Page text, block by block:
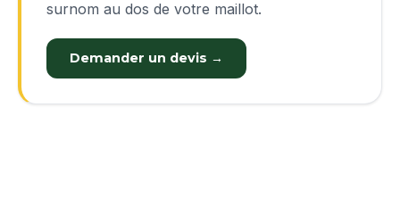
surnom au dos de votre maillot.
Demander un devis →